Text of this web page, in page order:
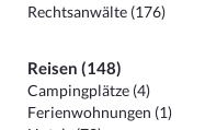
Rechtsanwälte (176)
Reisen (148)
Campingplätze (4)
Ferienwohnungen (1)